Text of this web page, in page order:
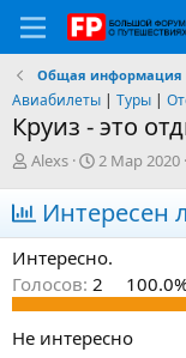
Общая информация
Авиабилеты | Туры |
Круиз - это
А
т
о
р
т
е
м
ы
Alexs
Д
а
н
а
ч
а
л
2 Мар 2020
Интересен
Интересно.
Голосов: 2
Не интересно